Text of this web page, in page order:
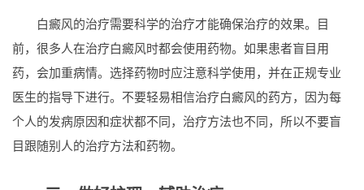
白癜风的治疗需要科学的治疗才能确保治疗的效果。目
前，很多人在治疗白癜风时都会使用药物。如果患者盲目用
药，会加重病情。选择药物时应注意科学使用，并在正规专业
医生的指导下进行。不要轻易相信治疗白癜风的药方，因为每
个人的发病原因和症状都不同，治疗方法也不同，所以不要盲
目跟随别人的治疗方法和药物。